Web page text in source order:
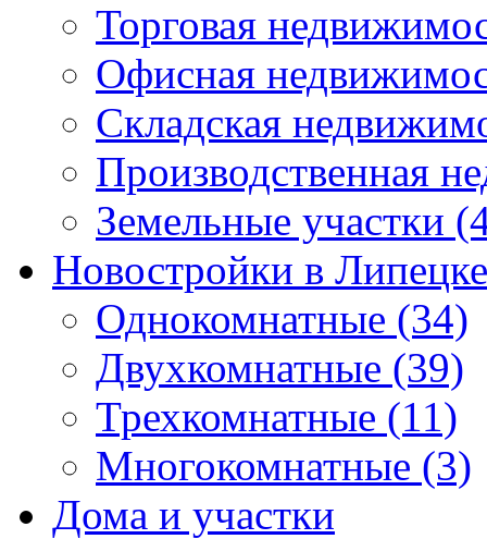
Торговая
Офисная
Складская
Производственная
Земельные участки
Новостройки в Липецке
Однокомнатные (34)
Двухкомнатные (39)
Трехкомнатные (11)
Многокомнатные (3)
Дома и участки